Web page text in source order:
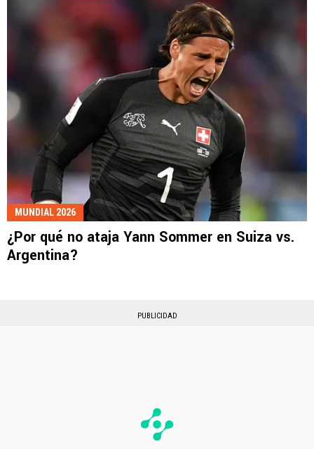
MUNDIAL 2026
¿Por qué no ataja Yann Sommer en Suiza vs.
Argentina?
PUBLICIDAD